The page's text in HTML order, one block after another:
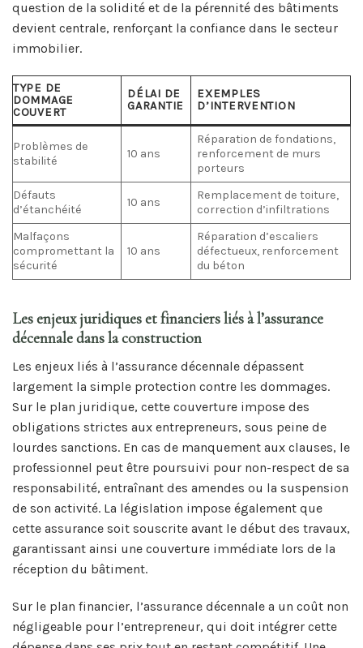
question de la solidité et de la pérennité des bâtiments
devient centrale, renforçant la confiance dans le secteur
immobilier.
TYPE DE
DOMMAGE
COUVERT
DÉLAI DE
GARANTIE
EXEMPLES
D’INTERVENTION
Problèmes de
stabilité
10 ans
Réparation de fondations,
renforcement de murs
porteurs
Défauts
d’étanchéité
10 ans
Remplacement de toiture,
correction d’infiltrations
Malfaçons
compromettant la
sécurité
10 ans
Réparation d’escaliers
défectueux, renforcement
du béton
Les enjeux juridiques et financiers liés à l’assurance
décennale dans la construction
Les enjeux liés à l’assurance décennale dépassent
largement la simple protection contre les dommages.
Sur le plan juridique, cette couverture impose des
obligations strictes aux entrepreneurs, sous peine de
lourdes sanctions. En cas de manquement aux clauses, le
professionnel peut être poursuivi pour non-respect de sa
responsabilité, entraînant des amendes ou la suspension
de son activité. La législation impose également que
cette assurance soit souscrite avant le début des travaux,
garantissant ainsi une couverture immédiate lors de la
réception du bâtiment.
Sur le plan financier, l’assurance décennale a un coût non
négligeable pour l’entrepreneur, qui doit intégrer cette